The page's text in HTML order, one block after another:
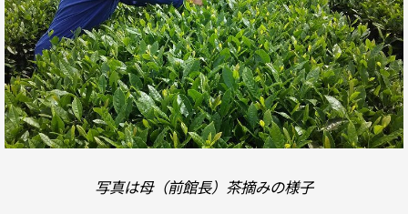
写真は母（前館長）茶摘みの様子